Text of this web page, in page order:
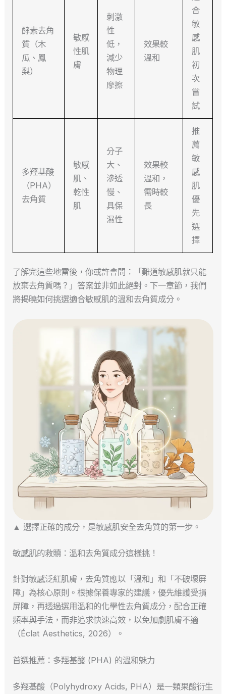
酵素去角
質（木
瓜、鳳
梨）
敏感
性肌
膚
刺激
性
低，
減少
物理
摩擦
效果較
溫和
合
敏
感
肌
初
次
嘗
試
多羥基酸
（PHA）
去角質
敏感
肌、
乾性
肌
分子
大、
滲透
慢、
具保
濕性
效果較
溫和，
需時較
長
推
薦
敏
感
肌
優
先
選
擇
了解完這些地雷後，你或許會問：「難道敏感肌就只能
放棄去角質嗎？」答案並非如此絕對。下一章節，我們
將揭曉如何挑選適合敏感肌的溫和去角質成分。
▲ 選擇正確的成分，是敏感肌安全去角質的第一步。
敏感肌的救贖：溫和去角質成分這樣挑！
針對敏感泛紅肌膚，去角質應以「溫和」和「不破壞屏
障」為核心原則。根據保養專家的建議，優先維護受損
屏障，再透過選用溫和的化學性去角質成分，配合正確
頻率與手法，而非追求快速高效，以免加劇肌膚不適
（Éclat Aesthetics, 2026）。
首選推薦：多羥基酸 (PHA) 的溫和魅力
多羥基酸（Polyhydroxy Acids, PHA）是一類果酸衍生